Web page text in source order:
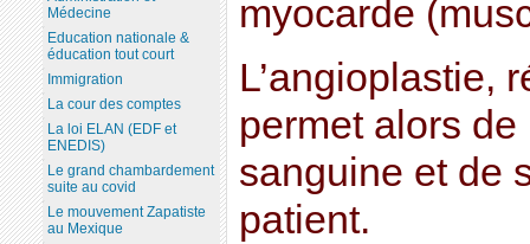
myocarde
L’angioplastie,
permet alors
sanguine et de
patient.
Médecine
Education nationale &
éducation tout court
Immigration
La cour des comptes
La loi ELAN (EDF et
ENEDIS)
Le grand chambardement
suite au covid
Le mouvement Zapatiste
au Mexique